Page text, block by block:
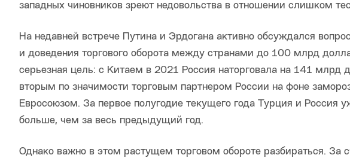
западных чиновников зреют недовольства в отношении слишком
На недавней встрече Путина и Эрдогана активно обсуждался
и доведения торгового оборота между странами до 100 млрд
серьезная цель: с Китаем в 2021 Россия наторговала на 141 млрд
вторым по значимости торговым партнером России на фоне
Евросоюзом. За первое полугодие текущего года Турция и Россия
больше, чем за весь предыдущий год.
Однако важно в этом растущем торговом обороте разбираться. За